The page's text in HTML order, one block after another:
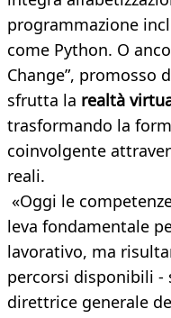
programmazione
come Python. O
Change”, promosso
sfrutta la realtà
trasformando la
coinvolgente
reali.
«Oggi le
leva fondamentale
lavorativo, ma
percorsi disponibili -
direttrice generale